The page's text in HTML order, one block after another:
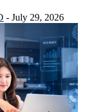
- July 29, 2026